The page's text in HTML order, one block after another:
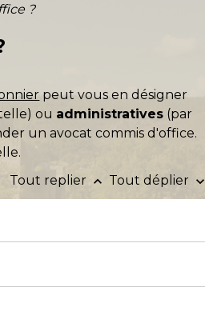
?
peut vous en désigner
ou administratives (par
un avocat commis d'office.
Tout replier keyboard_arrow_up Tout déplier keyboard_arrow_down